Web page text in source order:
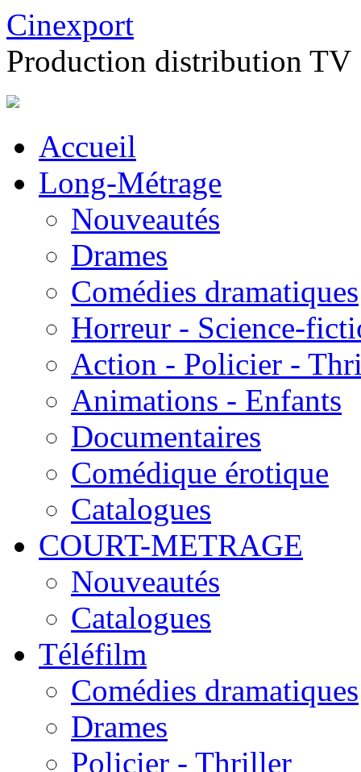
Cinexport
Production distribution TV
Accueil
Long-Métrage
Nouveautés
Drames
Comédies dramatiques
Horreur - Science-
Action - Policier -
Animations - Enfants
Documentaires
Comédique érotique
Catalogues
COURT-METRAGE
Nouveautés
Catalogues
Téléfilm
Comédies dramatiques
Drames
Policier - Thriller